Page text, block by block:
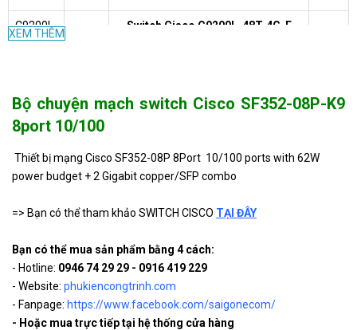
C9200L-
48T-4G-
Switch Cisco C9200L-48T-4G-E
24T-4G-
Catalyst 9200L 24-port Data 4x1G
Liên
hệ
C2960L-
24TS-
Switch Cisco WS-C2960L-24TS-AP
Catalyst 2960L 24 port GigE, 4 x 1G
16TS-LL
port GigE, 2 x 1G SFP, LAN Lite
SG350-
10SFP-
K9-EU
Switch quang Cisco SG350-10SFP-
K9 8 port 10/100/1000Mbps + 2
Gigabit copper/SFP
XEM THÊM
Bộ chuyện mạch switch Cisco SF352-08P-K9
8port 10/100
Thiết bị mạng Cisco SF352-08P 8Port 10/100 ports with 62W
power budget + 2 Gigabit copper/SFP combo
=> Bạn có thể tham khảo SWITCH CISCO TẠI ĐÂY
Bạn có thể mua sản phẩm bằng 4 cách:
- Hotline: 0946 74 29 29 - 0916 419 229
- Website: phukiencongtrinh.com
- Fanpage: https://www.facebook.com/saigonecom/
- Hoặc mua trực tiếp tại hệ thống cửa hàng